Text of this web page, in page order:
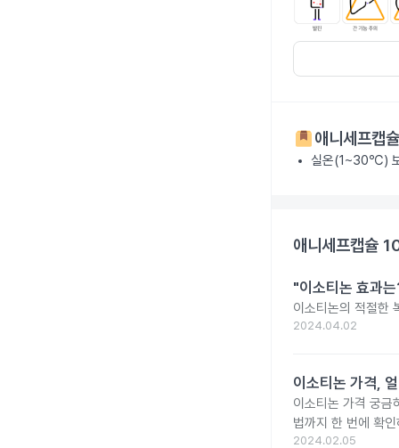
애니세프캡
실온(1~30℃)
애니세프캡슐
"이소티논 효과
이소티논의 적절한
2024.04.02
이소티논 가격,
이소티논 가격 궁금
법까지 한 번에 확
2024.02.05